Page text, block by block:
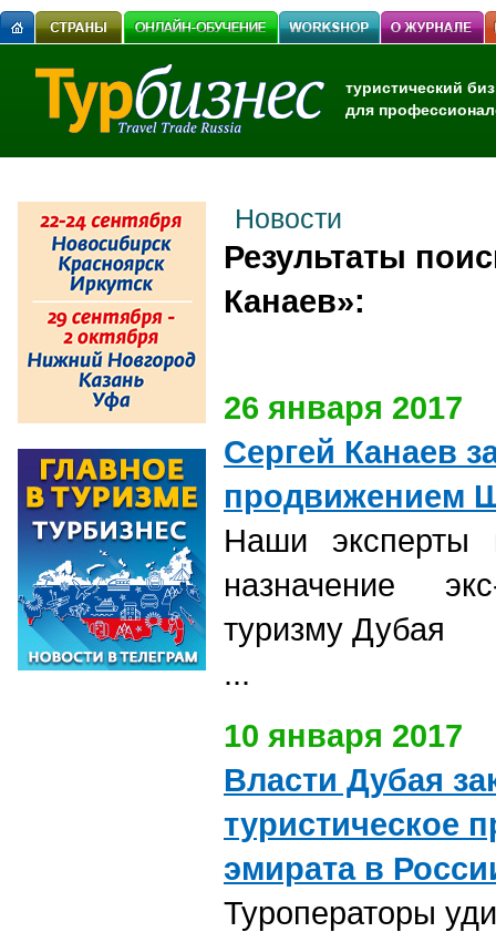
туристический
для
Новости
Результаты
Канаев»:
26 января 2017
Сергей Канаев
продвижением
Наши эксперты
назначение
туризму Дубая
...
10 января 2017
Власти Дубая
туристическое
эмирата в
Туроператоры